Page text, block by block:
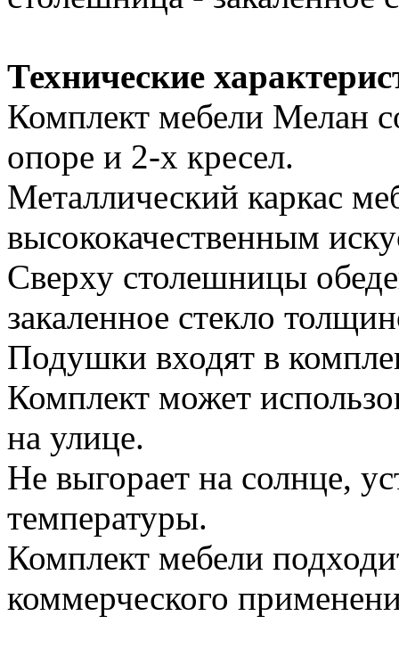
Технические
Комплект мебели Мелан
опоре и 2-х кресел.
Металлический каркас
высококачественным
Сверху столешницы
закаленное стекло
Подушки входят в
Комплект может
на улице.
Не выгорает на солнце,
температуры.
Комплект мебели
коммерческого